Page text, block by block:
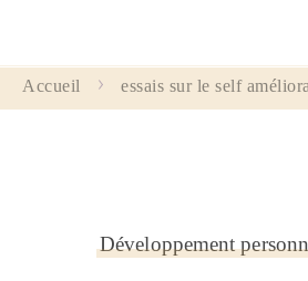
Accueil essais sur le self
Développement